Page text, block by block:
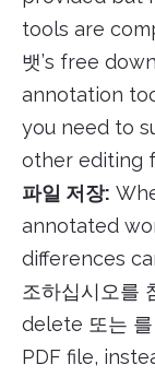
tools are
뱃’s free
annotation
you need to
other editing
파일 저장:
annotated
differences
조하십시오를
delete 또는
PDF file,